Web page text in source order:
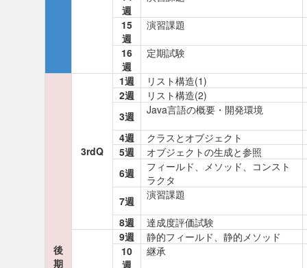
週
15
週
演習課題
16
週
定期試験
後
期
3rdQ
1週
リスト構造(1)
2週
リスト構造(2)
3週
Java言語の概要・開発環境
4週
クラスとオブジェクト
5週
オブジェクトの生成と参照
6週
フィールド、メソッド、コンスト
ラクタ
7週
演習課題
8週 達成度評価試験
9週
静的フィールド、静的メソッド
10
週
継承